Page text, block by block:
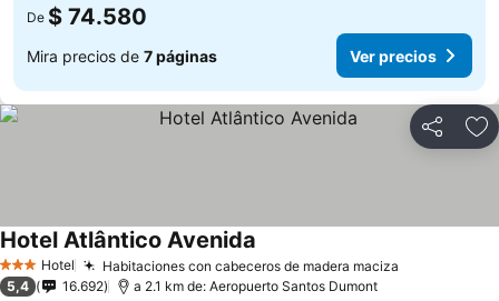
De $ 74.580
Mira precios de 7 páginas Ver precios
Compartir
3 Estrellas
Hotel Habitaciones con cabeceros de madera maciza
Hotel Atlântico Avenida
5,4 16.692 a 2.1 km de: Aeropuerto Santos Dumont